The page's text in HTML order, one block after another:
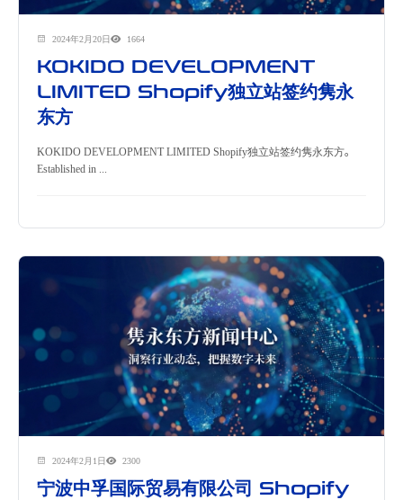
2024年2月20日 1664
KOKIDO DEVELOPMENT
LIMITED Shopify独立站签约隽永
东方
KOKIDO DEVELOPMENT LIMITED Shopify独立站签约隽永东方。
Established in ...
2024年2月1日 2300
宁波中孚国际贸易有限公司 Shopify